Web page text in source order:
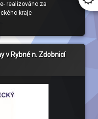
realizováno za
kraje
v Rybné n. Zdobnicí